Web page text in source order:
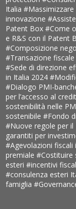
Italia
innovazione
Patent Box#Come
e R&S con il Patent
#Composizione
#Transazione
#Sede di direzione
in Italia 2024
#Dialogo PMI-
per l’accesso al
sostenibilità nelle
sostenibile#Fondo
#Nuove regole per
garantiti per
#Agevolazioni
premiale#Costituire
esteri#incentivi
#consulenza esteri
famiglia